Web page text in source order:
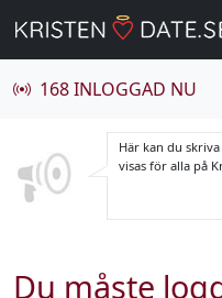
168 INLOGGAD NU
Här kan du
visas för alla på
Du måste